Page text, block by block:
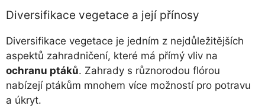
Diversifikace vegetace a její přínosy
Diversifikace vegetace je jedním z nejdůležitějších
aspektů zahradničení, které má přímý vliv na
ochranu ptáků. Zahrady s různorodou flórou
nabízejí ptákům mnohem více možností pro potravu
a úkryt.